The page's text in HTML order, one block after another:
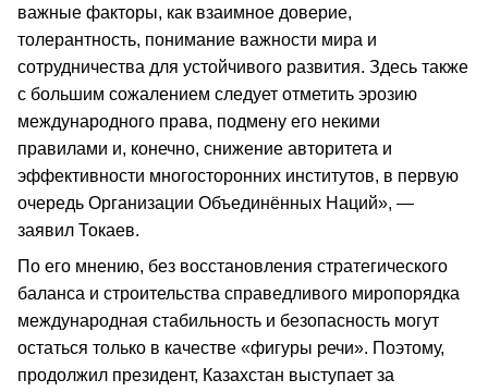
важные факторы, как взаимное доверие,
толерантность, понимание важности мира и
сотрудничества для устойчивого развития. Здесь также
с большим сожалением следует отметить эрозию
международного права, подмену его некими
правилами и, конечно, снижение авторитета и
эффективности многосторонних институтов, в первую
очередь Организации Объединённых Наций», —
заявил Токаев.
По его мнению, без восстановления стратегического
баланса и строительства справедливого миропорядка
международная стабильность и безопасность могут
остаться только в качестве «фигуры речи». Поэтому,
продолжил президент, Казахстан выступает за